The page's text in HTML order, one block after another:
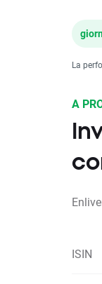
La
A
ISIN